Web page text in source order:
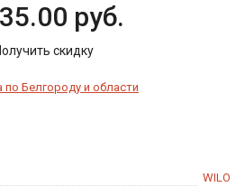
WILO
руб.
скидку
по Белгороду и области